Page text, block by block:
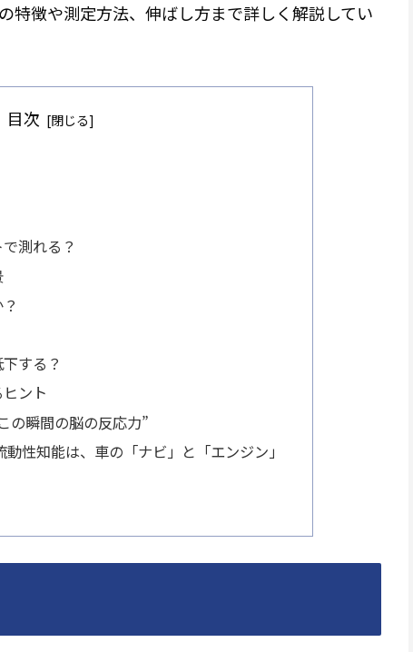
特徴や測定方法、伸ばし方まで詳しく解説してい
目次
測れる？
する？
ント
の瞬間の脳の反応力”
性知能は、車の「ナビ」と「エンジン」